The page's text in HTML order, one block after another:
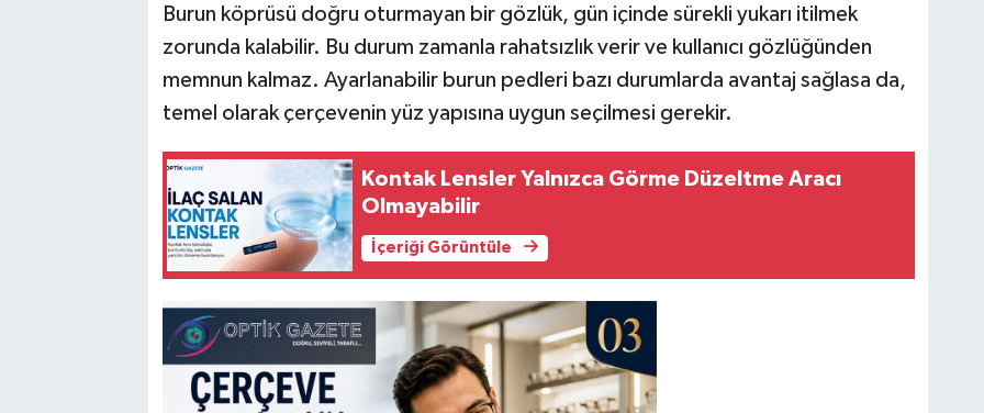
Burun köprüsü doğru oturmayan bir gözlük, gün içinde sürekli yukarı itilmek
zorunda kalabilir. Bu durum zamanla rahatsızlık verir ve kullanıcı gözlüğünden
memnun kalmaz. Ayarlanabilir burun pedleri bazı durumlarda avantaj sağlasa da,
temel olarak çerçevenin yüz yapısına uygun seçilmesi gerekir.
Kontak Lensler Yalnızca Görme Düzeltme Aracı
Olmayabilir
İçeriği Görüntüle